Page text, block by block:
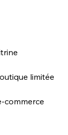
limitée
commerce